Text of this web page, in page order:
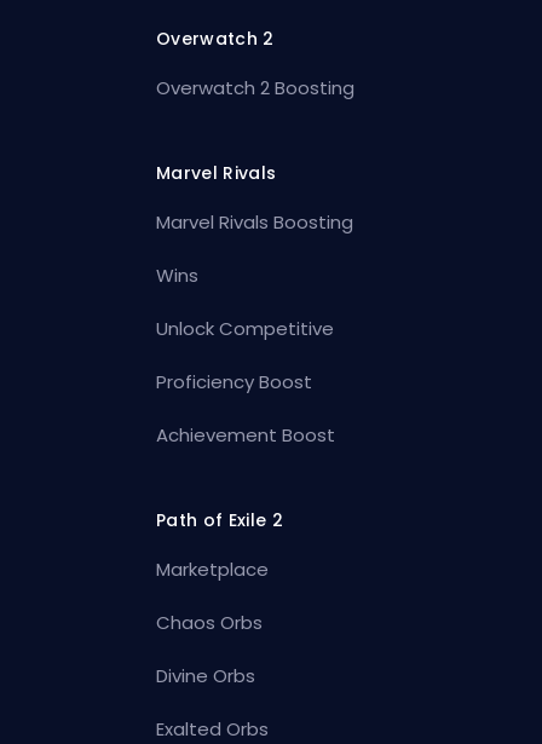
Overwatch 2
Overwatch 2 Boosting
Marvel Rivals
Marvel Rivals Boosting
Wins
Unlock Competitive
Proficiency Boost
Achievement Boost
Path of Exile 2
Marketplace
Chaos Orbs
Divine Orbs
Exalted Orbs